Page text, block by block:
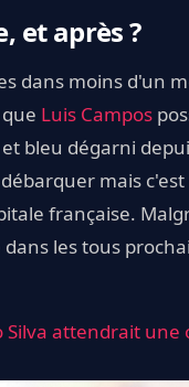
et après ?
dans moins d'un
Luis Campos
bleu dégarni
mais
française.
les tous
attendrait une